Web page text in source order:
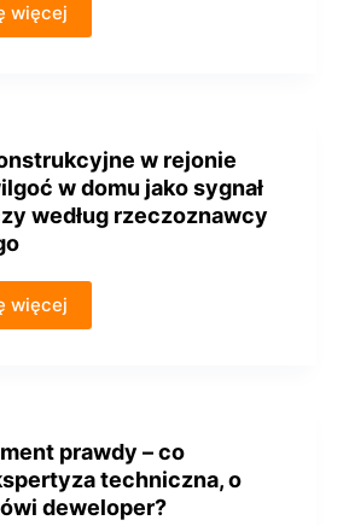
więcej
w rejonie
w domu jako sygnał
według rzeczoznawcy
więcej
prawdy – co
techniczna, o
deweloper?